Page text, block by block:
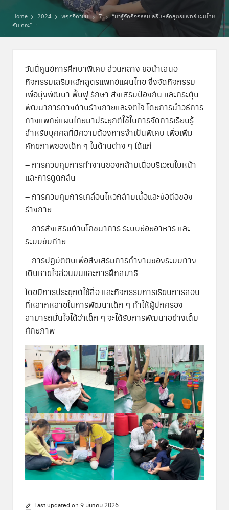
พิ
เ
Home 2024 พฤศจิกายน 7
“มารู้จักกิจกรรมเสริมหลักสูตรแพทย์แผนไทย
กันเถอะ”
วันนี้ศูนย์การศึกษาพิเศษ ส่วนกลาง ขอนำเสนอ
กิจกรรมเสริมหลักสูตรแพทย์แผนไทย ซึ่งจัดกิจกรรม
เพื่อมุ่งพัฒนา ฟื้นฟู รักษา ส่งเสริมป้องกัน และกระตุ้น
พัฒนาการทางด้านร่างกายและจิตใจ โดยการนำวิธีการ
ทางแพทย์แผนไทยมาประยุกต์ใช้ในการจัดการเรียนรู้
สำหรับบุคคลที่มีความต้องการจำเป็นพิเศษ เพื่อเพิ่ม
ศักยภาพของเด็ก ๆ ในด้านต่าง ๆ ได้แก่
– การควบคุมการทำงานของกล้ามเนื้อบริเวณใบหน้า
และการดูดกลืน
– การควบคุมการเคลื่อนไหวกล้ามเนื้อและข้อต่อของ
ร่างกาย
– การส่งเสริมด้านโภชนาการ ระบบย่อยอาหาร และ
ระบบขับถ่าย
– การปฏิบัติตนเพื่อส่งเสริมการทำงานของระบบทาง
เดินหายใจส่วนบนและการฝึกสมาธิ
โดยมีการประยุกต์ใช้สื่อ และกิจกรรมการเรียนการสอน
ที่หลากหลายในการพัฒนาเด็ก ๆ ทำให้ผู้ปกครอง
สามารถมั่นใจได้ว่าเด็ก ๆ จะได้รับการพัฒนาอย่างเต็ม
ศักยภาพ
Last updated on 9 มีนาคม 2026